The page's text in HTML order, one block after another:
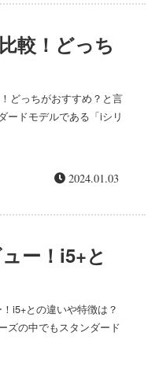
較！どっち
どっちがおすすめ？と言
ードモデルである「iシリ
2024.01.03
ー！i5+と
i5+との違いや特徴は？
ズの中でもスタンダード